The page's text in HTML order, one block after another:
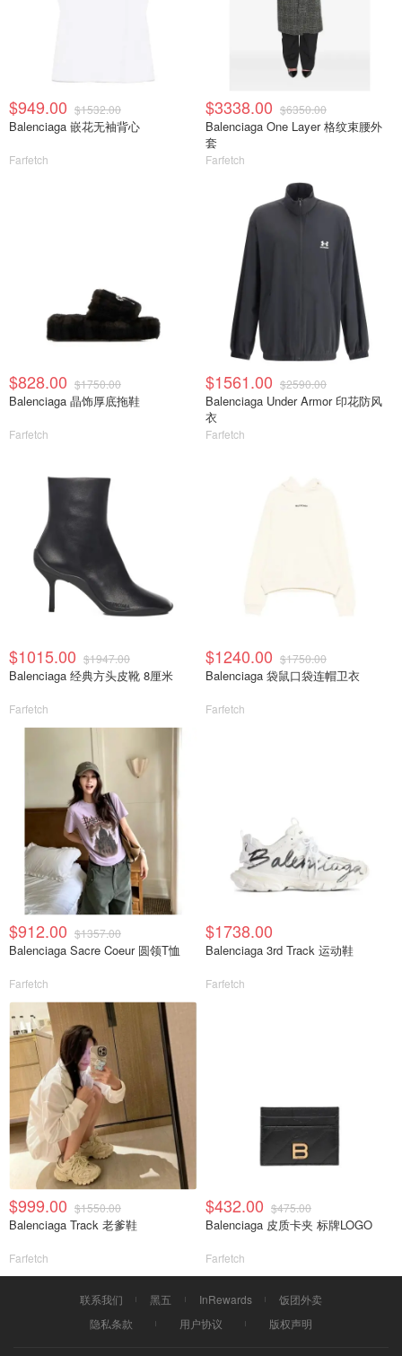
$949.00 $1532.00
Balenciaga 嵌花无袖背心
Farfetch
$3338.00 $6350.00
Balenciaga One Layer 格纹束腰外
套
Farfetch
$828.00 $1750.00
Balenciaga 晶饰厚底拖鞋
Farfetch
$1561.00 $2590.00
Balenciaga Under Armor 印花防风
衣
Farfetch
$1015.00 $1947.00
Balenciaga 经典方头皮靴 8厘米
Farfetch
$1240.00 $1750.00
Balenciaga 袋鼠口袋连帽卫衣
Farfetch
$912.00 $1357.00
Balenciaga Sacre Coeur 圆领T恤
Farfetch
$1738.00
Balenciaga 3rd Track 运动鞋
Farfetch
$999.00 $1550.00
Balenciaga Track 老爹鞋
Farfetch
$432.00 $475.00
Balenciaga 皮质卡夹 标牌LOGO
Farfetch
联系我们 黑五 InRewards
饭团外卖
隐私条款
用户协议 版权声明